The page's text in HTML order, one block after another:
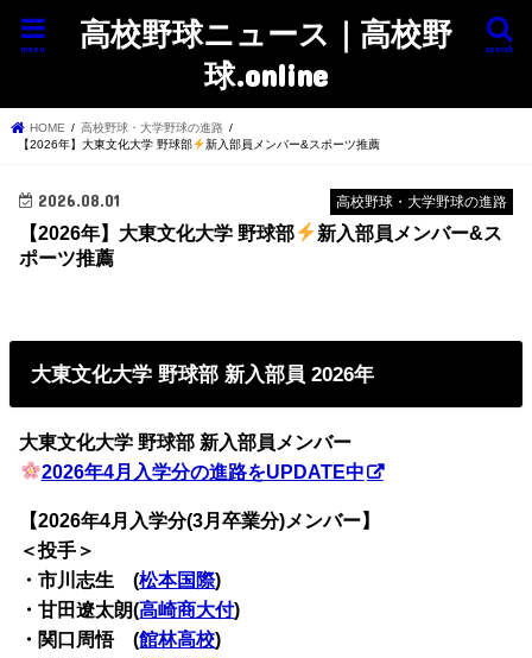
高校野球ニュース｜高校野
球.online
search
menu
HOME
高校野球・大学野球の進路
【2026年】大東文化大学 野球部
新入部員メンバー&スポーツ推薦
高校野球・大学野球の進路
2026.08.01
【2026年】大東文化大学 野球部
新入部員メンバー&ス
ポーツ推薦
大東文化大学 野球部 新入部員 2026年
大東文化大学 野球部 新入部員メンバー
2026年4月入学分の進路をUPDATE中
【2026年4月入学分(3月卒業分)メンバー】
＜投手＞
・市川志生 (松本国際)
・甘田遼太朗(高崎商大付)
・関口周悟 (館林高校)